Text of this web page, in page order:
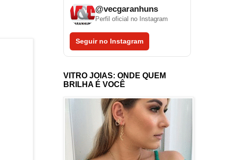
@vecgaranhuns
Perfil oficial no Instagram
Seguir no Instagram
VITRO JOIAS: ONDE QUEM
BRILHA É VOCÊ